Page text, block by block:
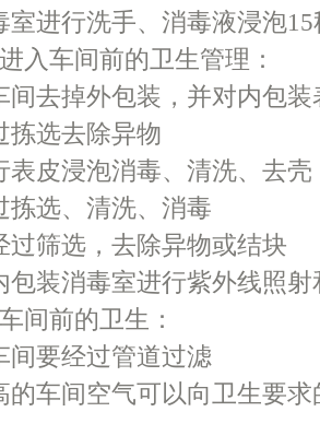
进行洗手、消毒液浸泡
入车间前的卫生管理：
去掉外包装，并对内包装
选去除异物
皮浸泡消毒、清洗、去壳
选、清洗、消毒
筛选，去除异物或结块
装消毒室进行紫外线照射
间前的卫生：
要经过管道过滤
车间空气可以向卫生要求